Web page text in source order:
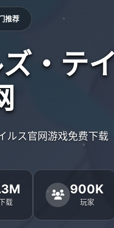
推荐
・テ
ルス官网游戏免费下载
载
900K
玩家